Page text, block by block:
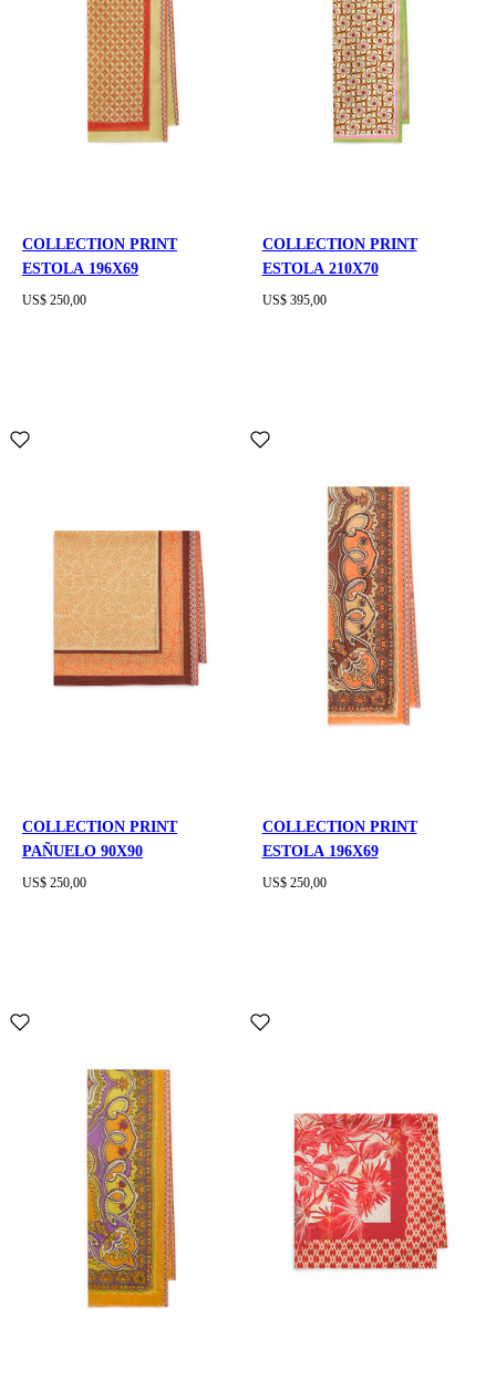
COLLECTION PRINT
ESTOLA 196X69
US$ 250,00
COLLECTION PRINT
ESTOLA 210X70
US$ 395,00
COLLECTION PRINT
PAÑUELO 90X90
US$ 250,00
COLLECTION PRINT
ESTOLA 196X69
US$ 250,00